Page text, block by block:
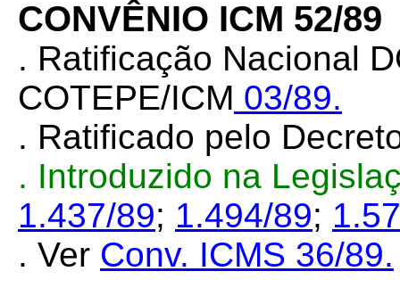
CONVÊNIO ICM 52/89
. Ratificação Nacional
COTEPE/ICM 03/89.
. Ratificado pelo
. Introduzido na
1.437/89; 1.494/89;
. Ver Conv. ICMS 36/89.